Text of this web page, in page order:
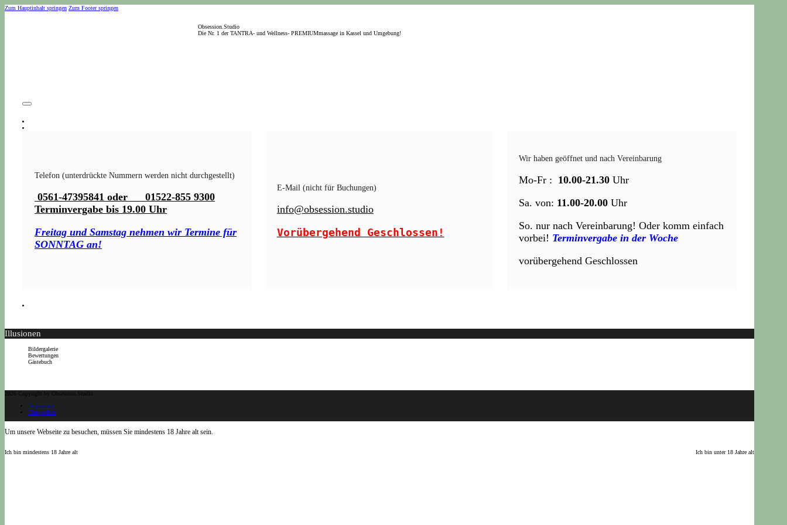
Zum Hauptinhalt springen Zum Footer springen
Obsession.Studio
Die Nr. 1 der TANTRA- und Wellness- PREMIUMmassage in Kassel und Umgebung!
Telefon (unterdrückte Nummern werden nicht durchgestellt)
0561-47395841 oder 01522-855 9300
Terminvergabe bis 19.00 Uhr
Freitag und Samstag nehmen wir Termine für
SONNTAG an!
E-Mail (nicht für Buchungen)
info@obsession.studio
Vorübergehend Geschlossen!
Wir haben geöffnet und nach Vereinbarung
Mo-Fr : 10.00-21.30 Uhr
Sa. von: 11.00-20.00 Uhr
So. nur nach Vereinbarung! Oder komm einfach
vorbei! Terminvergabe in der Woche
vorübergehend Geschlossen
Illusionen
Bildergalerie
Bewertungen
Gästebuch
2026 Copyright by Obsession.Studio
Impressum
Datenschutz
Um unsere Webseite zu besuchen, müssen Sie mindestens 18 Jahre alt sein.
Ich bin mindestens 18 Jahre alt Ich bin unter 18 Jahre alt